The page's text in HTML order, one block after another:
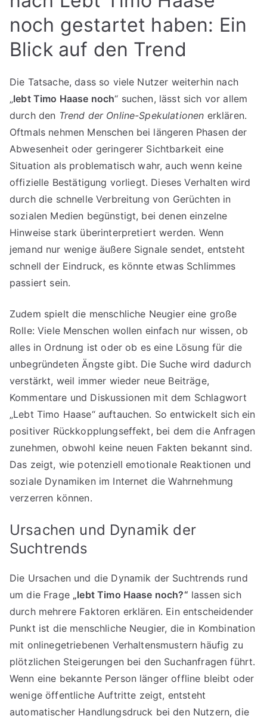
noch gestartet haben: Ein
Blick auf den Trend
Die Tatsache, dass so viele Nutzer weiterhin nach
„lebt Timo Haase noch“ suchen, lässt sich vor allem
durch den Trend der Online-Spekulationen erklären.
Oftmals nehmen Menschen bei längeren Phasen der
Abwesenheit oder geringerer Sichtbarkeit eine
Situation als problematisch wahr, auch wenn keine
offizielle Bestätigung vorliegt. Dieses Verhalten wird
durch die schnelle Verbreitung von Gerüchten in
sozialen Medien begünstigt, bei denen einzelne
Hinweise stark überinterpretiert werden. Wenn
jemand nur wenige äußere Signale sendet, entsteht
schnell der Eindruck, es könnte etwas Schlimmes
passiert sein.
Zudem spielt die menschliche Neugier eine große
Rolle: Viele Menschen wollen einfach nur wissen, ob
alles in Ordnung ist oder ob es eine Lösung für die
unbegründeten Ängste gibt. Die Suche wird dadurch
verstärkt, weil immer wieder neue Beiträge,
Kommentare und Diskussionen mit dem Schlagwort
„Lebt Timo Haase“ auftauchen. So entwickelt sich ein
positiver Rückkopplungseffekt, bei dem die Anfragen
zunehmen, obwohl keine neuen Fakten bekannt sind.
Das zeigt, wie potenziell emotionale Reaktionen und
soziale Dynamiken im Internet die Wahrnehmung
verzerren können.
Ursachen und Dynamik der
Suchtrends
Die Ursachen und die Dynamik der Suchtrends rund
um die Frage „lebt Timo Haase noch?“ lassen sich
durch mehrere Faktoren erklären. Ein entscheidender
Punkt ist die menschliche Neugier, die in Kombination
mit onlinegetriebenen Verhaltensmustern häufig zu
plötzlichen Steigerungen bei den Suchanfragen führt.
Wenn eine bekannte Person länger offline bleibt oder
wenige öffentliche Auftritte zeigt, entsteht
automatischer Handlungsdruck bei den Nutzern, die